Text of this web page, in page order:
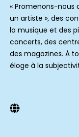
« Promenons-nous
un artiste », des
la musique et des
concerts, des
des magazines. À
éloge à la